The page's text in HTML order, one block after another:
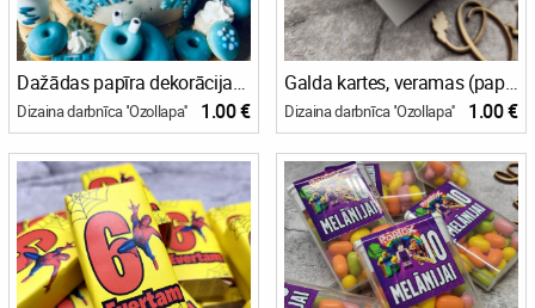
Dažādas papīra dekorācijas Jūsu svētku kūkai vai ēdiena dekorēšanai
Dizaina darbnīca ''Ozollapa'' 1.00 €
Galda kartes, veramas (papīra)
Dizaina darbnīca ''Ozollapa'' 1.00 €